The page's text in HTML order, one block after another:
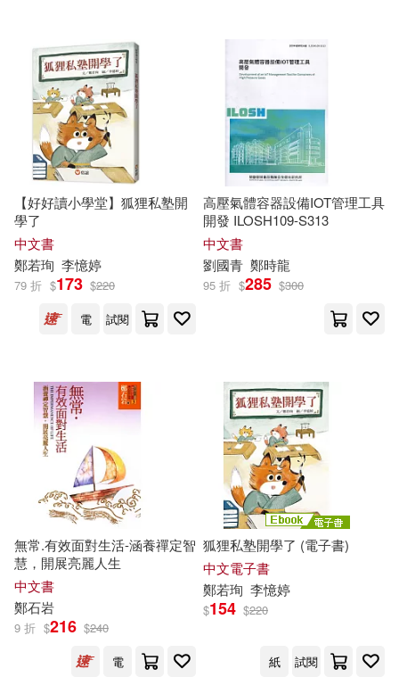
瑋、李永鑫、王凱玄(1)
鄭圳坤(1)
鄭夙芬(1)
鄭子偉，屈毅（主編）(1)
鄭宇烈(1)
鄭定超，湯春華，楊雲（主編）(1)
鄭小君，田開慧，蔣龍（主編）(1)
鄭小蘭(1) 鄭廣成（主編）(1)
鄭廣成，朱翠苗（主編）(1)
鄭志宏（總主編）(1)
鄭愛明，徐海波，楊雪花主編(1)
鄭州大學出版社(1) 野人(1)
金門縣政府文化局(1)
長鴻出版社(1)
電子科技大學出版社(1)
【好好讀小學堂】狐狸私塾開
學了
中文書
鄭若珣 李憶婷
79 折 $173 $220
電
試閱
高壓氣體容器設備IOT管理工具
開發 ILOSH109-S313
中文書
劉國青 鄭時龍
95 折 $285 $300
無常.有效面對生活-涵養禪定智
慧，開展亮麗人生
中文書
鄭石岩
9 折 $216 $240
電
狐狸私塾開學了 (電子書)
中文電子書
鄭若珣 李憶婷
$154 $220
紙 試閱